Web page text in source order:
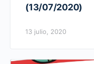
(13/07/2020)
13 julio, 2020